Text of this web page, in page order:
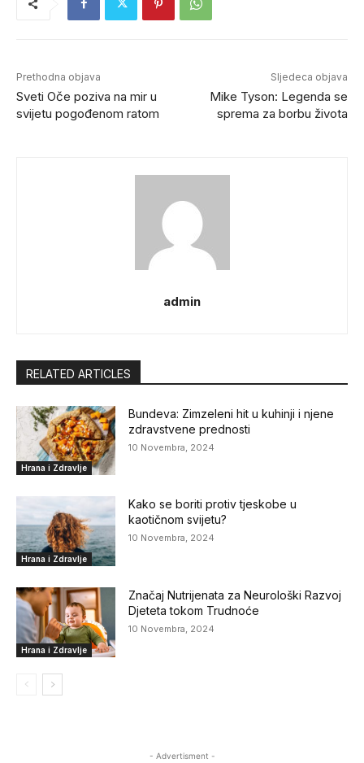
Prethodna objava
Sveti Oče poziva na mir u
svijetu pogođenom ratom
Sljedeca objava
Mike Tyson: Legenda se
sprema za borbu života
admin
RELATED ARTICLES
Hrana i Zdravlje
Bundeva: Zimzeleni hit u kuhinji i njene
zdravstvene prednosti
10 Novembra, 2024
Hrana i Zdravlje
Kako se boriti protiv tjeskobe u
kaotičnom svijetu?
10 Novembra, 2024
Hrana i Zdravlje
Značaj Nutrijenata za Neurološki Razvoj
Djeteta tokom Trudnoće
10 Novembra, 2024
- Advertisment -